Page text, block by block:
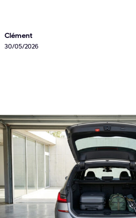
Clément
30/05/2026